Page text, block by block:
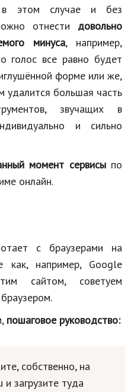
в этом случае и без
отнести довольно
минуса, например,
голос все равно будет
форме или же,
удалится большая часть
звучащих в
и сильно
момент сервисы по
онлайн.
с браузерами на
как, например, Google
сайтом, советуем
пошаговое руководство:
собственно, на
загрузите туда